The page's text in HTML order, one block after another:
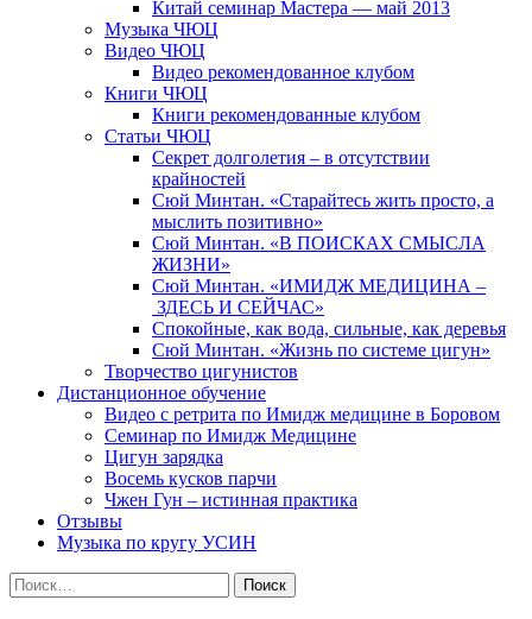
Китай семинар Мастера — май 2013
Музыка ЧЮЦ
Видео ЧЮЦ
Видео рекомендованное клубом
Книги ЧЮЦ
Книги рекомендованные клубом
Статьи ЧЮЦ
Секрет долголетия – в отсутствии
крайностей
Сюй Минтан. «Старайтесь жить просто, а
мыслить позитивно»
Сюй Минтан. «В ПОИСКАХ СМЫСЛА
ЖИЗНИ»
Сюй Минтан. «ИМИДЖ МЕДИЦИНА –
ЗДЕСЬ И СЕЙЧАС»
Спокойные, как вода, сильные, как деревья
Сюй Минтан. «Жизнь по системе цигун»
Творчество цигунистов
Дистанционное обучение
Видео с ретрита по Имидж медицине в Боровом
Семинар по Имидж Медицине
Цигун зарядка
Восемь кусков парчи
Чжен Гун – истинная практика
Отзывы
Музыка по кругу УСИН
Найти: